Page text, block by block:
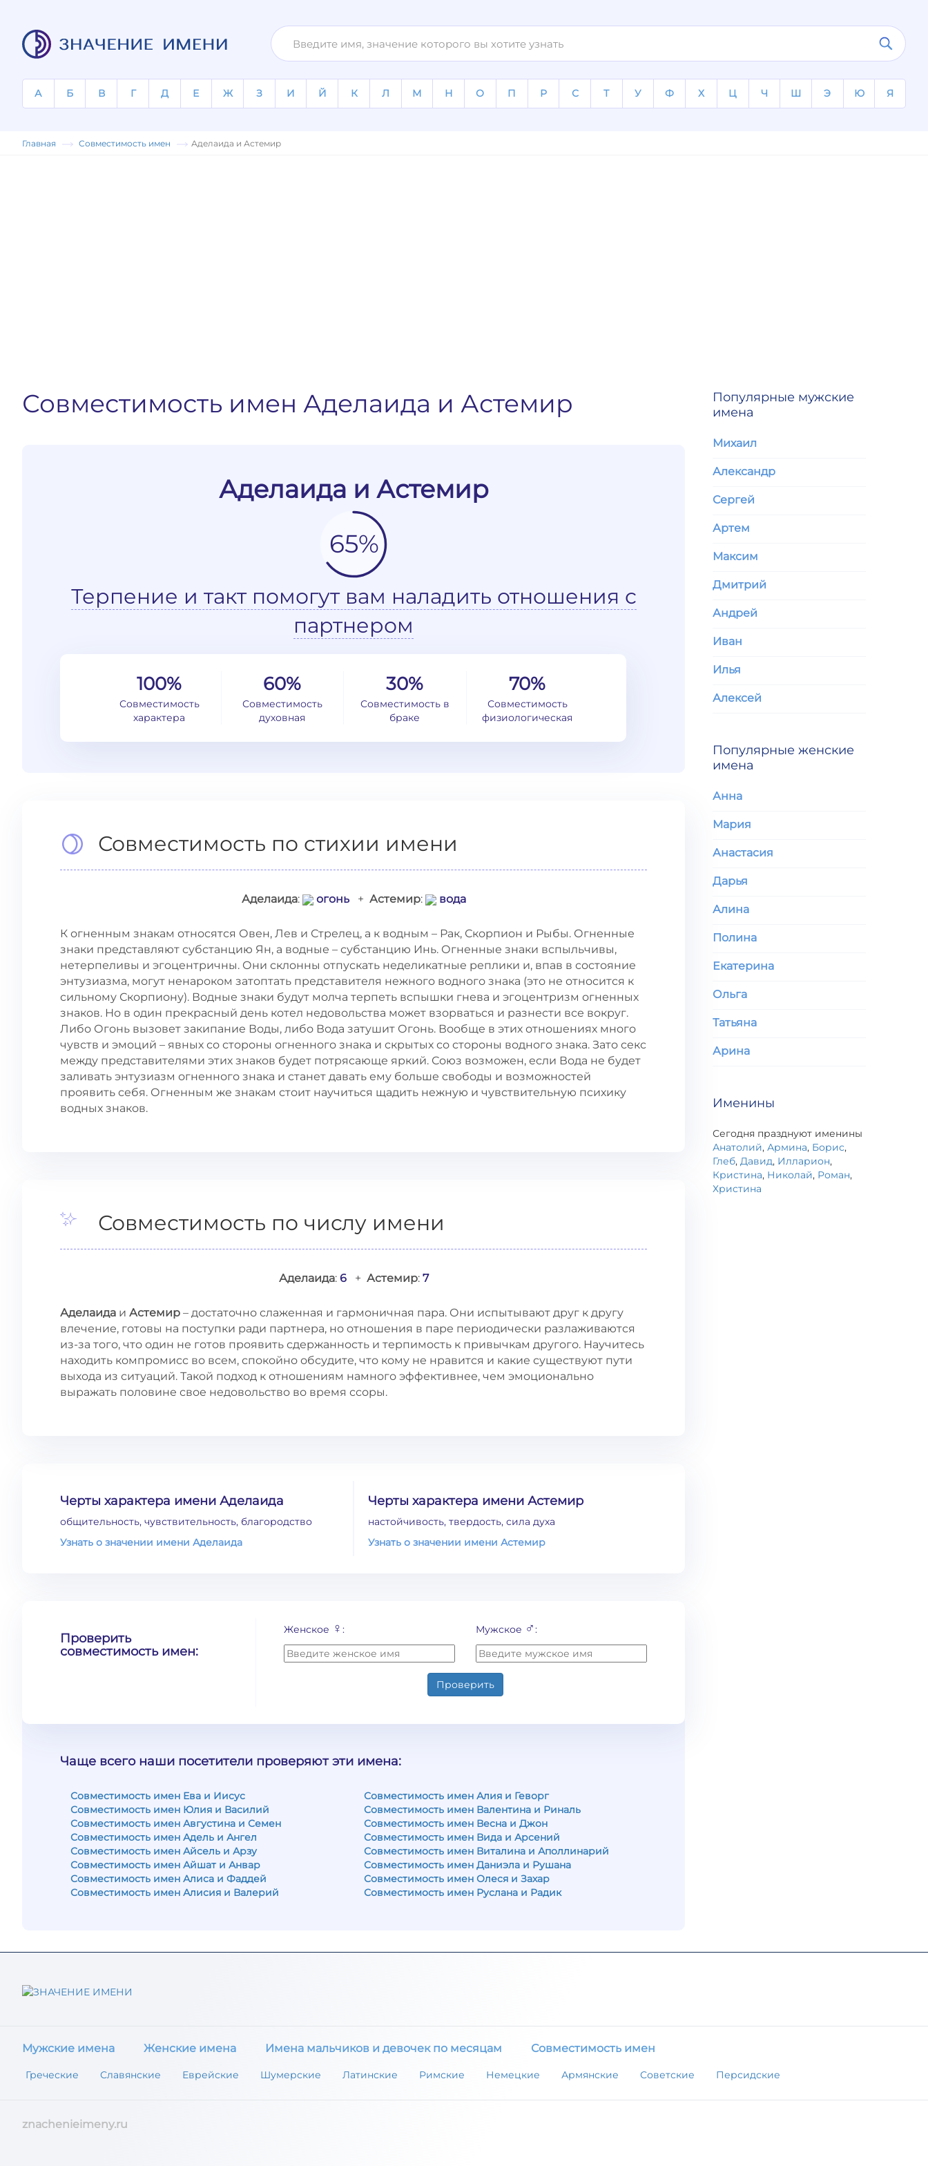
А Б В Г Д Е Ж З И Й К Л М Н О П Р С Т У Ф Х Ц Ч Ш Э Ю Я
Главная Совместимость имен Аделаида и Астемир
Совместимость имен Аделаида и Астемир
Аделаида и Астемир
65%
Терпение и такт помогут вам наладить отношения с
партнером
100%
Совместимость
характера
60%
Совместимость
духовная
30%
Совместимость в
браке
70%
Совместимость
физиологическая
Совместимость по стихии имени
Аделаида: огонь+ Астемир: вода
К огненным знакам относятся Овен, Лев и Стрелец, а к водным – Рак, Скорпион и Рыбы. Огненные
знаки представляют субстанцию Ян, а водные – субстанцию Инь. Огненные знаки вспыльчивы,
нетерпеливы и эгоцентричны. Они склонны отпускать неделикатные реплики и, впав в состояние
энтузиазма, могут ненароком затоптать представителя нежного водного знака (это не относится к
сильному Скорпиону). Водные знаки будут молча терпеть вспышки гнева и эгоцентризм огненных
знаков. Но в один прекрасный день котел недовольства может взорваться и разнести все вокруг.
Либо Огонь вызовет закипание Воды, либо Вода затушит Огонь. Вообще в этих отношениях много
чувств и эмоций – явных со стороны огненного знака и скрытых со стороны водного знака. Зато секс
между представителями этих знаков будет потрясающе яркий. Союз возможен, если Вода не будет
заливать энтузиазм огненного знака и станет давать ему больше свободы и возможностей
проявить себя. Огненным же знакам стоит научиться щадить нежную и чувствительную психику
водных знаков.
Совместимость по числу имени
Аделаида: 6+ Астемир: 7
Аделаида и Астемир – достаточно слаженная и гармоничная пара. Они испытывают друг к другу
влечение, готовы на поступки ради партнера, но отношения в паре периодически разлаживаются
из-за того, что один не готов проявить сдержанность и терпимость к привычкам другого. Научитесь
находить компромисс во всем, спокойно обсудите, что кому не нравится и какие существуют пути
выхода из ситуаций. Такой подход к отношениям намного эффективнее, чем эмоционально
выражать половине свое недовольство во время ссоры.
Черты характера имени Аделаида
общительность, чувствительность, благородство
Узнать о значении имени Аделаида
Черты характера имени Астемир
настойчивость, твердость, сила духа
Узнать о значении имени Астемир
Проверить
совместимость имен:
Женское ♀: Мужское ♂:
Проверить
Чаще всего наши посетители проверяют эти имена:
Совместимость имен Ева и Иисус
Совместимость имен Юлия и Василий
Совместимость имен Августина и Семен
Совместимость имен Адель и Ангел
Совместимость имен Айсель и Арзу
Совместимость имен Айшат и Анвар
Совместимость имен Алиса и Фаддей
Совместимость имен Алисия и Валерий
Совместимость имен Алия и Геворг
Совместимость имен Валентина и Риналь
Совместимость имен Весна и Джон
Совместимость имен Вида и Арсений
Совместимость имен Виталина и Аполлинарий
Совместимость имен Даниэла и Рушана
Совместимость имен Олеся и Захар
Совместимость имен Руслана и Радик
Популярные мужские
имена
Михаил
Александр
Сергей
Артем
Максим
Дмитрий
Андрей
Иван
Илья
Алексей
Популярные женские
имена
Анна
Мария
Анастасия
Дарья
Алина
Полина
Екатерина
Ольга
Татьяна
Арина
Именины
Сегодня празднуют именины
Анатолий, Армина, Борис,
Глеб, Давид, Илларион,
Кристина, Николай, Роман,
Христина
Мужские имена Женские имена Имена мальчиков и девочек по месяцам Совместимость имен
Греческие Славянские Еврейские Шумерские Латинские Римские Немецкие Армянские Советские Персидские
znachenieimeny.ru